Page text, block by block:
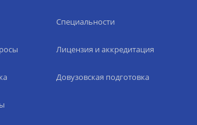
Специальности
Лицензия и аккредитация
Довузовская подготовка